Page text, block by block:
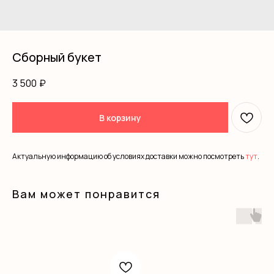
Сборный букет
3 500 ₽
В корзину
Актуальную информацию об условиях доставки можно посмотретьтут.
Вам может понравится